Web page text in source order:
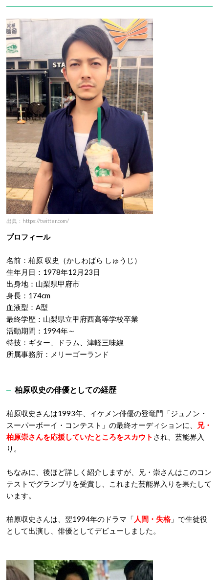
出典：https://twitter.com/
プロフィール
名前：柏原 収史（かしわばら しゅうじ）
生年月日：1978年12月23日
出身地：山梨県甲府市
身長：174cm
血液型：A型
最終学歴：山梨県立甲府西高等学校卒業
活動期間：1994年～
特技：ギター、ドラム、津軽三味線
所属事務所：メリーゴーランド
柏原収史の俳優としての経歴
柏原収史さんは1993年、イケメン俳優の登竜門「ジュノン・
スーパーボーイ・コンテスト」の最終オーディションに、
兄・
柏原崇さんを応援していたところをスカウト され、芸能界入
り。
ちなみに、後ほど詳しく紹介しますが、兄・崇さんはこのコン
テストでグランプリを受賞し、これまた芸能界入りを果たして
います。
柏原収史さんは、翌1994年のドラマ「 人間・失格」で生徒役
として出演し、俳優としてデビューしました。